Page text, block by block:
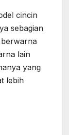
cincin
sebagian
berwarna
lain
yang
lebih